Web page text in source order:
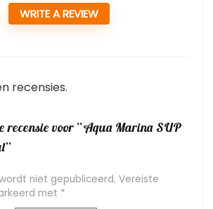
WRITE A REVIEW
recensies.
recensie voor “Aqua Marina SUP
niet gepubliceerd. Vereiste
met *